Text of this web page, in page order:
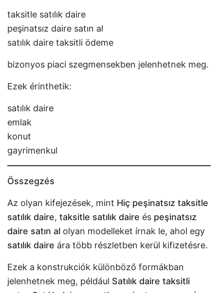
taksitle satılık daire
peşinatsız daire satın al
satılık daire taksitli ödeme
bizonyos piaci szegmensekben jelenhetnek meg.
Ezek érinthetik:
satılık daire
emlak
konut
gayrimenkul
Összegzés
Az olyan kifejezések, mint Hiç peşinatsız taksitle
satılık daire, taksitle satılık daire és peşinatsız
daire satın al olyan modelleket írnak le, ahol egy
satılık daire ára több részletben kerül kifizetésre.
Ezek a konstrukciók különböző formákban
jelenhetnek meg, például Satılık daire taksitli